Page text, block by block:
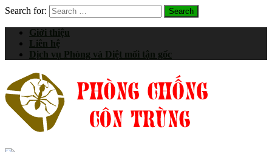
Search for:
Giới thiệu
Liên hệ
Dịch vụ Phòng và Diệt mối tận gốc